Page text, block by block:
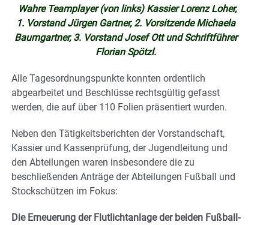
Wahre Teamplayer (von links) Kassier Lorenz Loher,
1. Vorstand Jürgen Gartner, 2. Vorsitzende Michaela
Baumgartner, 3. Vorstand Josef Ott und Schriftführer
Florian Spötzl.
Alle Tagesordnungspunkte konnten ordentlich
abgearbeitet und Beschlüsse rechtsgültig gefasst
werden, die auf über 110 Folien präsentiert wurden.
Neben den Tätigkeitsberichten der Vorstandschaft,
Kassier und Kassenprüfung, der Jugendleitung und
den Abteilungen waren insbesondere die zu
beschließenden Anträge der Abteilungen Fußball und
Stockschützen im Fokus:
Die Erneuerung der Flutlichtanlage der beiden Fußball-